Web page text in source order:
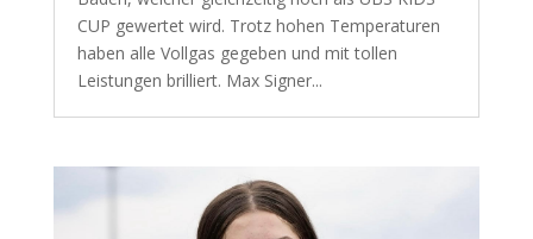
CUP gewertet wird. Trotz hohen Temperaturen
haben alle Vollgas gegeben und mit tollen
Leistungen brilliert. Max Signer...